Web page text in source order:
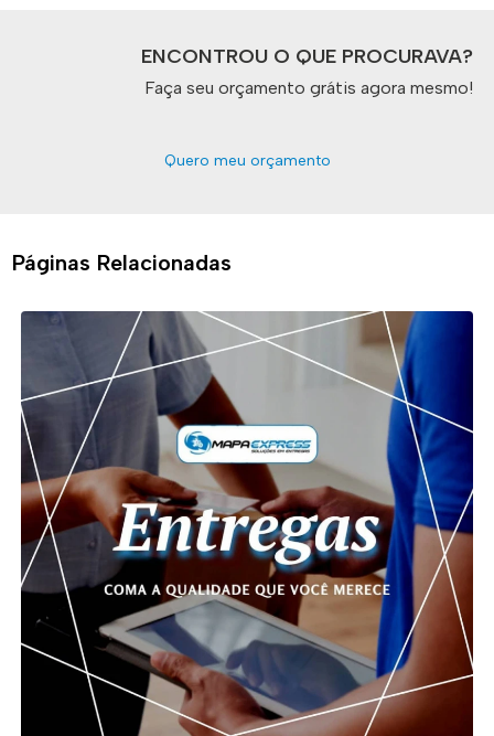
ENCONTROU O QUE PROCURAVA?
Faça seu orçamento grátis agora mesmo!
Quero meu orçamento
Páginas Relacionadas